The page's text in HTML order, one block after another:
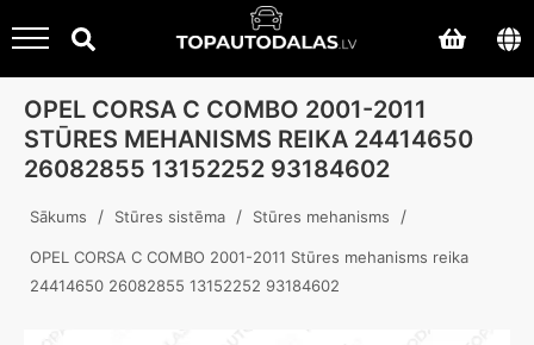
OPEL CORSA C COMBO 2001-2011
STŪRES MEHANISMS REIKA 24414650
26082855 13152252 93184602
Sākums / Stūres sistēma / Stūres mehanisms /
OPEL CORSA C COMBO 2001-2011 Stūres mehanisms reika
24414650 26082855 13152252 93184602